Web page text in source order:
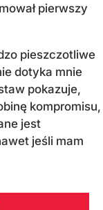
pierwszy
pieszczotliwe
dotyka mnie
pokazuje,
kompromisu,
jest
jeśli mam